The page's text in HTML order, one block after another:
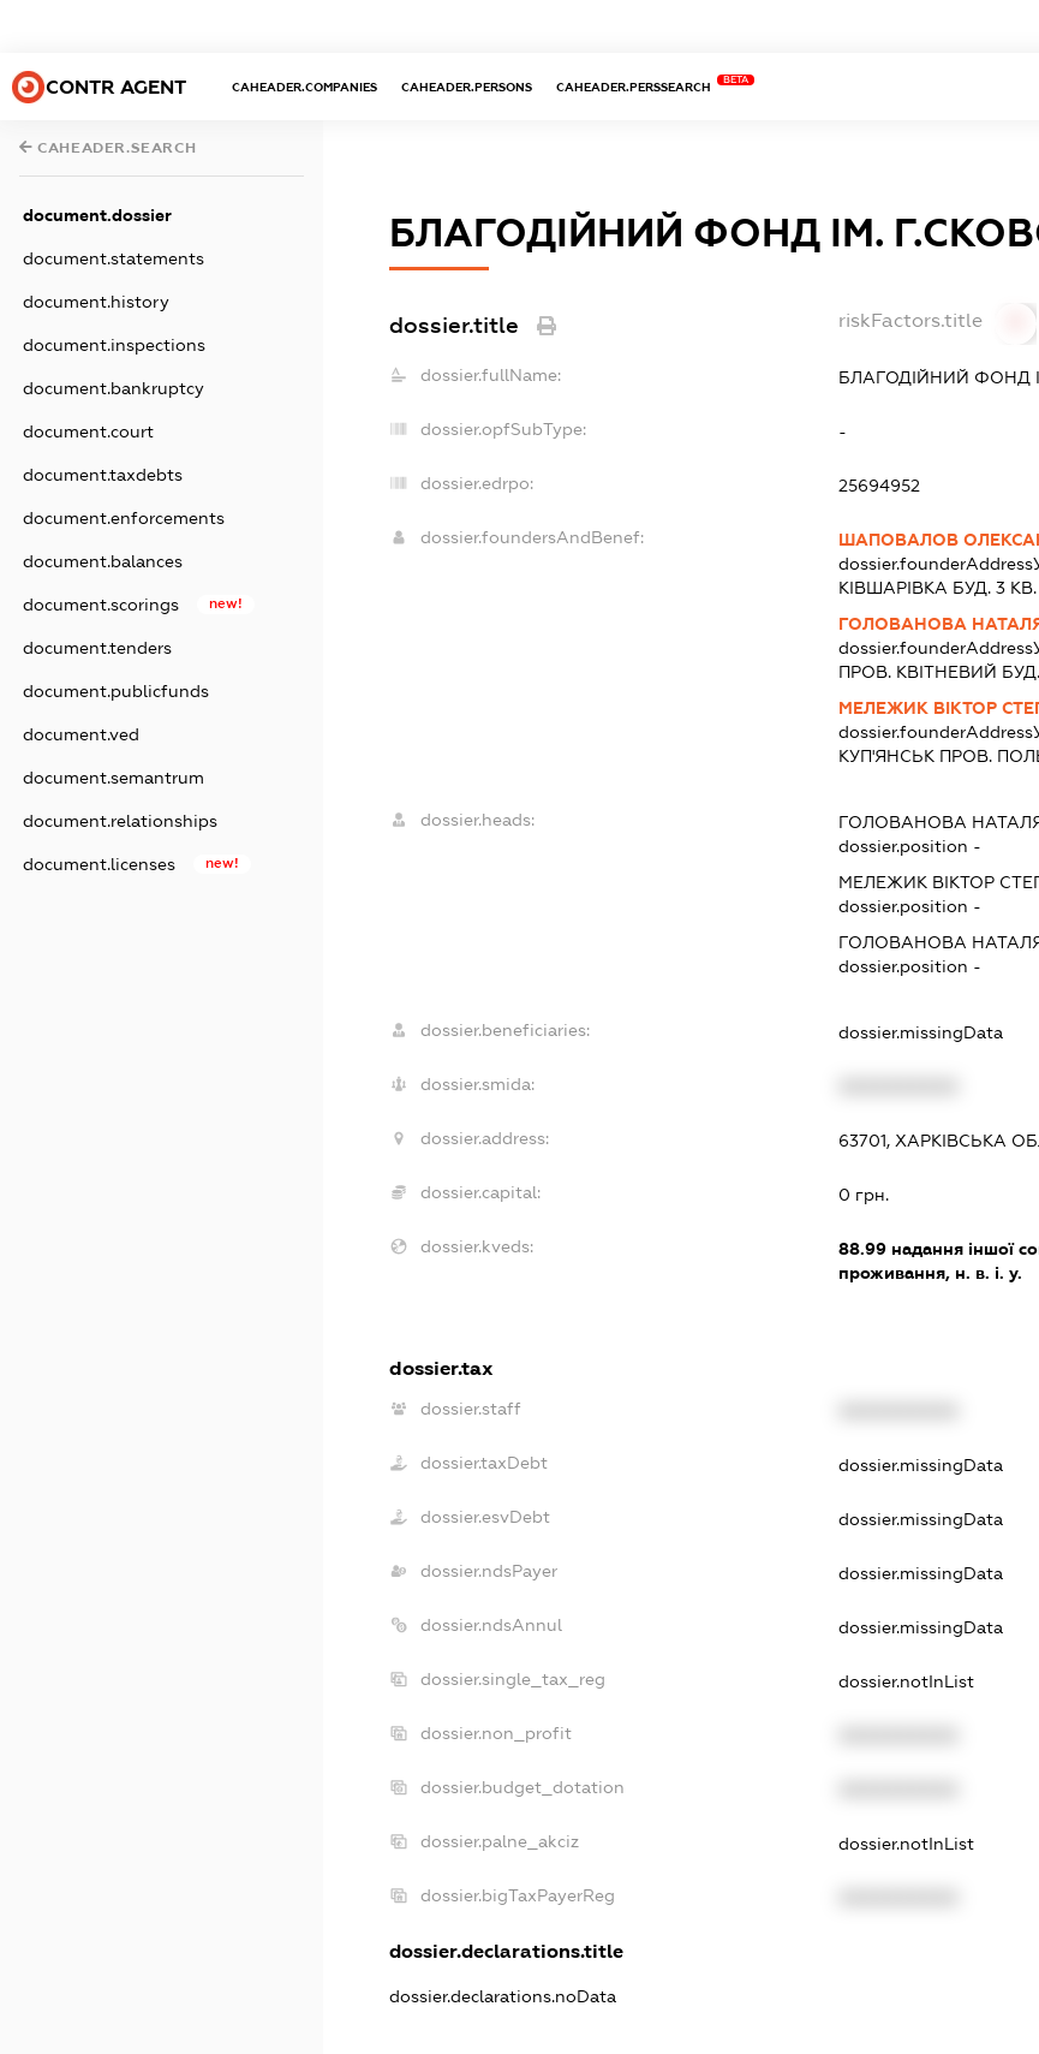
CONTR AGENT CAHEADER.COMPANIES CAHEADER.PERSONS CAHEADER.PERSSEARCH
BETA
CAHEADER.SEARCH
document.dossier
document.statements
document.history
document.inspections
document.bankruptcy
document.court
document.taxdebts
document.enforcements
document.balances
document.scorings new!
document.tenders
document.publicfunds
document.ved
document.semantrum
document.relationships
document.licenses new!
БЛАГОДІЙНИЙ ФОНД ІМ.
dossier.title riskFactors.title
dossier.fullName: БЛАГОДІЙНИЙ ФОНД
dossier.opfSubType: -
dossier.edrpo: 25694952
dossier.foundersAndBenef:
ШАПОВАЛОВ
dossier.founderAddress
КІВШАРІВКА БУД. 3 КВ.
ГОЛОВАНОВА НАТАЛЯ
dossier.founderAddress
ПРОВ. КВІТНЕВИЙ БУД.
МЕЛЕЖИК ВІКТОР
dossier.founderAddress
КУП'ЯНСЬК ПРОВ.
dossier.heads: ГОЛОВАНОВА НАТАЛЯ
dossier.position -
МЕЛЕЖИК ВІКТОР
dossier.position -
ГОЛОВАНОВА НАТАЛЯ
dossier.position -
dossier.beneficiaries: dossier.missingData
dossier.smida:
dossier.address: 63701, ХАРКІВСЬКА
dossier.capital: 0 грн.
dossier.kveds: 88.99надання іншої
проживання, н. в. і. у.
dossier.tax
dossier.staff
dossier.taxDebt dossier.missingData
dossier.esvDebt dossier.missingData
dossier.ndsPayer dossier.missingData
dossier.ndsAnnul dossier.missingData
dossier.single_tax_reg dossier.notInList
dossier.non_profit
dossier.budget_dotation
dossier.palne_akciz dossier.notInList
dossier.bigTaxPayerReg
dossier.declarations.title
dossier.declarations.noData